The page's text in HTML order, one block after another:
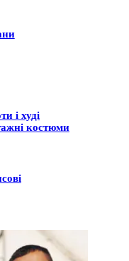
і худі
костюми